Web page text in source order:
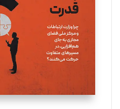
تحریریه
ملینا جعفری
تحریریه
مصطفی مسجدی آرانی
تحریریه